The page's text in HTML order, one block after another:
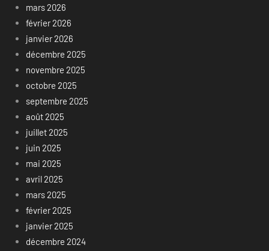
mars 2026
février 2026
janvier 2026
décembre 2025
novembre 2025
octobre 2025
septembre 2025
août 2025
juillet 2025
juin 2025
mai 2025
avril 2025
mars 2025
février 2025
janvier 2025
décembre 2024